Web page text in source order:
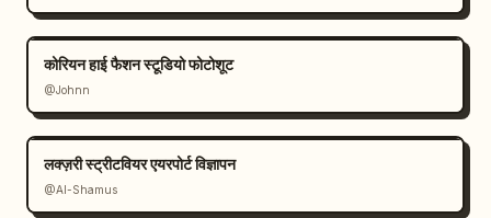
कोरियन हाई फैशन स्टूडियो फोटोशूट
@Johnn
लक्ज़री स्ट्रीटवियर एयरपोर्ट विज्ञापन
@Al-Shamus